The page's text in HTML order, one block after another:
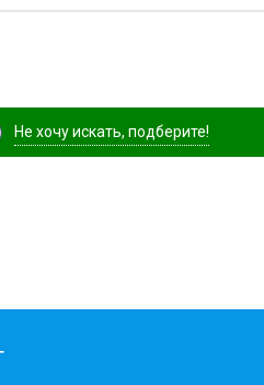
Не хочу искать, подберите!